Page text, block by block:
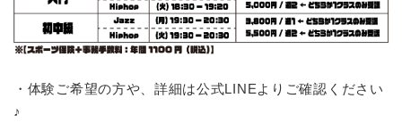
・体験ご希望の方や、詳細は公式LINEよりご確認ください
♪